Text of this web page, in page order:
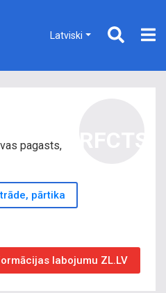
Latviski
pagasts,
pārtika
labojumu ZL.LV